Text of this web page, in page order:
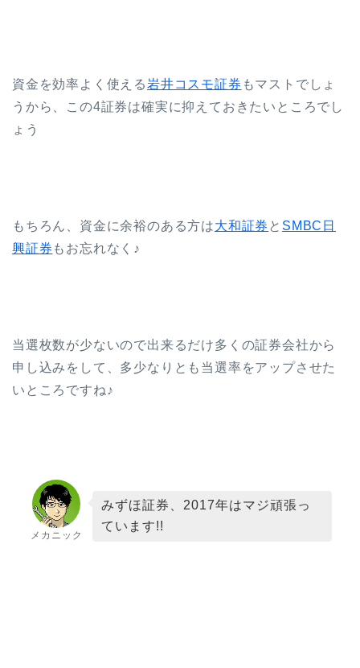
資金を効率よく使える岩井コスモ証券 もマストでしょ
うから、この4証券は確実に抑えておきたいところでし
ょう
もちろん、資金に余裕のある方は大和証券 と SMBC日
興証券 もお忘れなく♪
当選枚数が少ないので出来るだけ多くの証券会社から
申し込みをして、多少なりとも当選率をアップさせた
いところですね♪
メカニック
みずほ証券、2017年はマジ頑張っ
ています!!